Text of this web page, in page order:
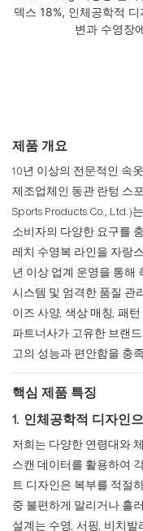
제품 개요
10년 이상의 전문적인 속
제조업체인 동관 란텅 스
Sports Products Co., Ltd.)
소비자의 다양한 요구를
레치 수영복 라인을 자랑
년 이상 업계 운영을 통해
시스템 및 엄격한 품질 관
이즈 사양, 색상 매칭, 패
파트너사가 고유한 브랜
고의 성능과 편안함을 충
핵심 제품 특징
1. 인체공학적 디자인
저희는 다양한 연령대와
스캔 데이터를 활용하여
트 디자인은 복부를 적절
중 불편하게 말리거나 흘
설계는 수영, 서핑, 비치